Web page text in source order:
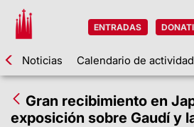
ENTRADAS
Noticias Calendario de
Gran recibimiento en
exposición sobre Gaudí y